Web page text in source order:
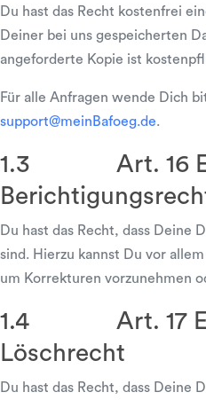
Du hast das Recht kostenfrei
Deiner bei uns gespeicherten
angeforderte Kopie ist
Für alle Anfragen wende Dich
support@meinBafoeg.de.
1.3 Art. 16
Du hast das Recht, dass Deine
sind. Hierzu kannst Du vor
um Korrekturen vorzunehmen
1.4 Art. 17
Löschrecht
Du hast das Recht, dass Deine